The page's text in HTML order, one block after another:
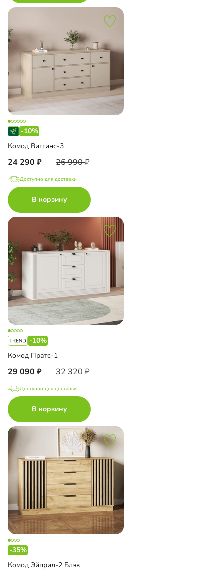
-10%
Комод Виггинс-3
24 290 26 990
Доступно для доставки
В корзину
-10%
Комод Пратс-1
29 090 32 320
Доступно для доставки
В корзину
-35%
Комод Эйприл-2 Блэк